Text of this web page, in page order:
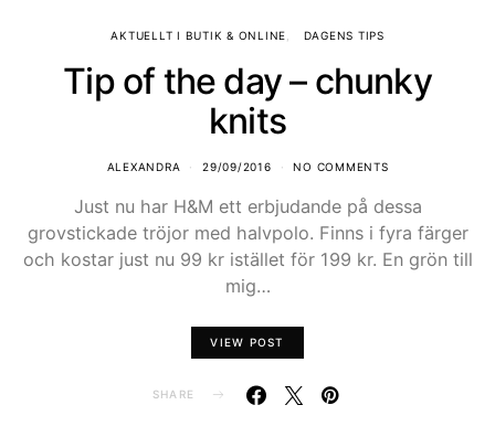
AKTUELLT I BUTIK & ONLINE DAGENS TIPS
Tip of the day – chunky
knits
ALEXANDRA 29/09/2016 NO COMMENTS
Just nu har H&M ett erbjudande på dessa
grovstickade tröjor med halvpolo. Finns i fyra färger
och kostar just nu 99 kr istället för 199 kr. En grön till
mig…
VIEW POST
SHARE